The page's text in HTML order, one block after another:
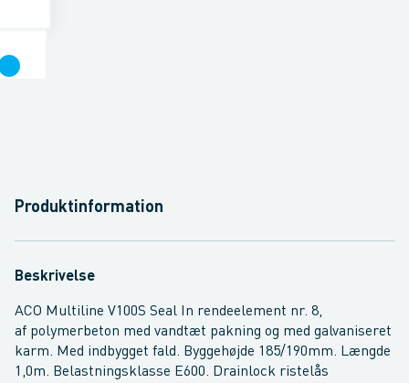
Produktinformation
Beskrivelse
ACO Multiline V100S Seal In rendeelement nr. 8,
af polymerbeton med vandtæt pakning og med galvaniseret
karm. Med indbygget fald. Byggehøjde 185/190mm. Længde
1,0m. Belastningsklasse E600. Drainlock ristelås